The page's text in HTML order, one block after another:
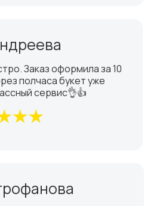
Заказ оформила за 10
полчаса букет уже
сервис👌👍